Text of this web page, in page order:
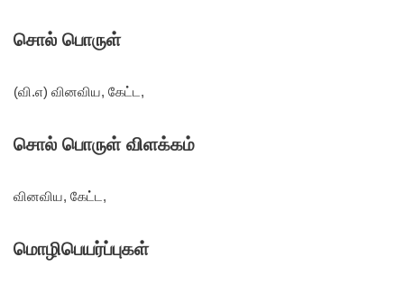
சொல் பொருள்
(வி.எ) வினவிய, கேட்ட,
சொல் பொருள் விளக்கம்
வினவிய, கேட்ட,
மொழிபெயர்ப்புகள்